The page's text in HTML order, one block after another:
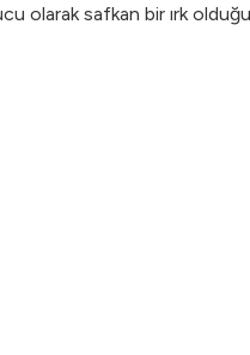
safkan bir ırk olduğu